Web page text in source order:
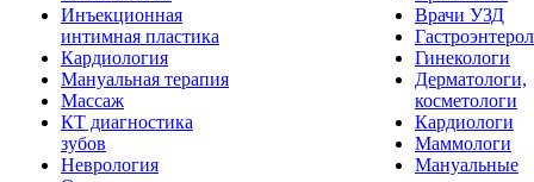
Инъекционная
интимная пластика
Кардиология
Мануальная терапия
Массаж
КТ диагностика
зубов
Неврология
Врачи УЗД
Гинекологи
Дерматологи,
косметологи
Кардиологи
Маммологи
Мануальные